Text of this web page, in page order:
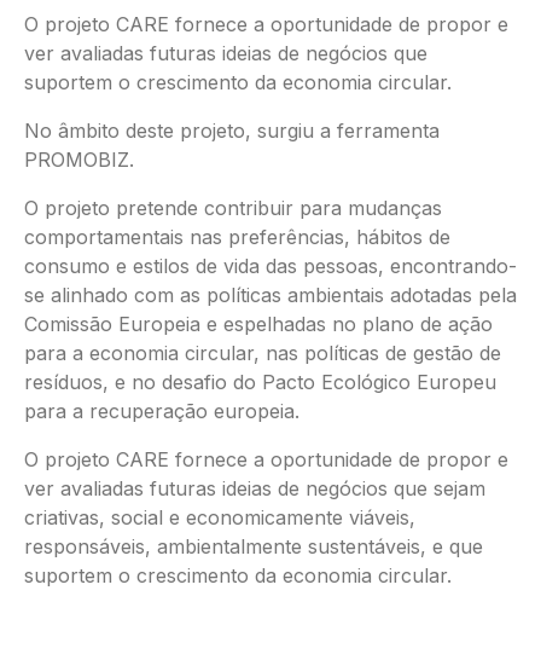
O projeto CARE fornece a oportunidade de propor e
ver avaliadas futuras ideias de negócios que
suportem o crescimento da economia circular.
No âmbito deste projeto, surgiu a ferramenta
PROMOBIZ.
O projeto pretende contribuir para mudanças
comportamentais nas preferências, hábitos de
consumo e estilos de vida das pessoas, encontrando-
se alinhado com as políticas ambientais adotadas pela
Comissão Europeia e espelhadas no plano de ação
para a economia circular, nas políticas de gestão de
resíduos, e no desafio do Pacto Ecológico Europeu
para a recuperação europeia.
O projeto CARE fornece a oportunidade de propor e
ver avaliadas futuras ideias de negócios que sejam
criativas, social e economicamente viáveis,
responsáveis, ambientalmente sustentáveis, e que
suportem o crescimento da economia circular.